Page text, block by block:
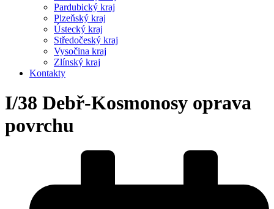
Pardubický kraj
Plzeňský kraj
Ústecký kraj
Středočeský kraj
Vysočina kraj
Zlínský kraj
Kontakty
I/38 Debř-Kosmonosy oprava
povrchu